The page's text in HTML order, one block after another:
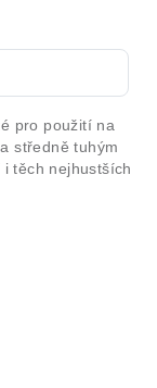
pro použití na
středně tuhým
těch nejhustších